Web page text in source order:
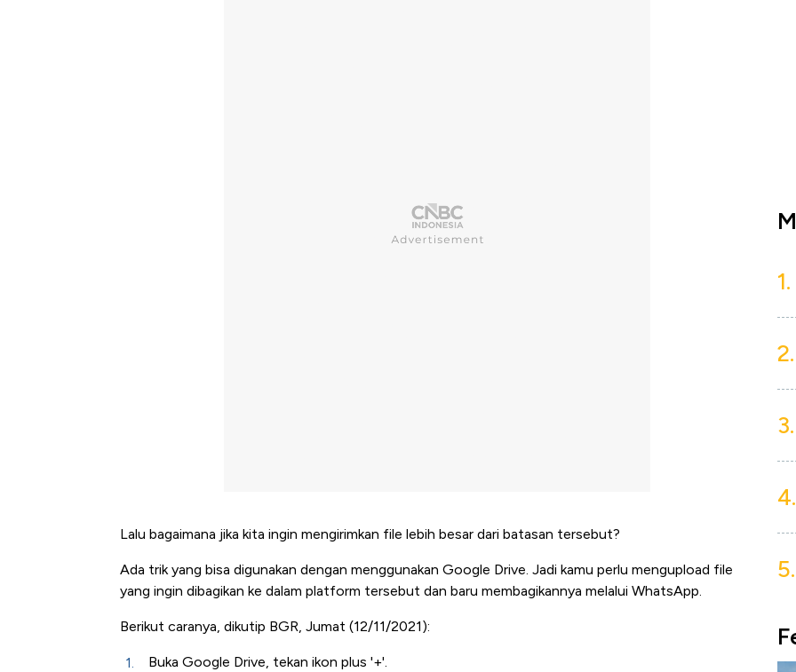
Lalu bagaimana jika kita ingin mengirimkan file lebih besar dari batasan tersebut?
Ada trik yang bisa digunakan dengan menggunakan Google Drive. Jadi kamu perlu mengupload file
yang ingin dibagikan ke dalam platform tersebut dan baru membagikannya melalui WhatsApp.
Berikut caranya, dikutip BGR, Jumat (12/11/2021):
Buka Google Drive, tekan ikon plus '+'.
1.
2.
3.
4.
5.